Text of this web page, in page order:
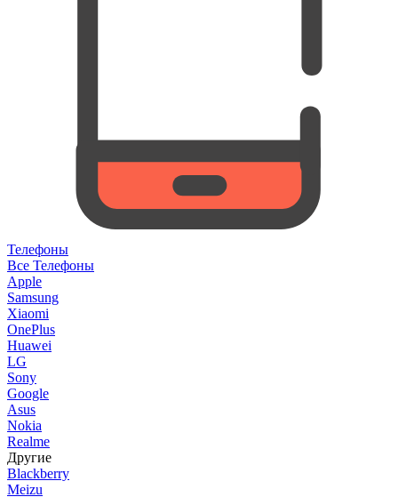
Телефоны
Все Телефоны
Apple
Samsung
Xiaomi
OnePlus
Huawei
LG
Sony
Google
Asus
Nokia
Realme
Другие
Blackberry
Meizu